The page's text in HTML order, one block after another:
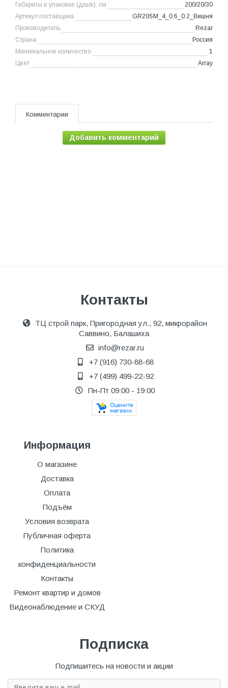
Габариты в упаковке (д/ш/в), см
200/20/30
Артикул поставщика
GR20SM_4_0.6_0.2_Вишня
Производитель
Rezar
Страна
Россия
Минимальное количество
1
Цвет
Array
Комментарии
Добавить комментарий
Контакты
ТЦ строй парк, Пригородная ул., 92, микрорайон
Саввино, Балашиха
info@rezar.ru
+7 (916) 730-88-68
+7 (499) 499-22-92
Пн-Пт 09:00 - 19:00
Информация
О магазине
Доставка
Оплата
Подъём
Условия возврата
Публичная оферта
Политика
конфиденциальности
Контакты
Ремонт квартир и домов
Видеонаблюдение и СКУД
Подписка
Подпишитесь на новости и акции